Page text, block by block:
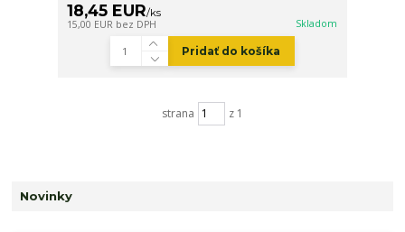
18,45 EUR/ks
15,00 EUR bez DPH Skladom
Pridať do košíka
strana z 1
Novinky